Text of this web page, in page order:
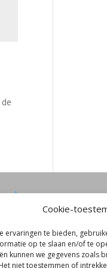
Cookie-
ervaringen te bieden,
op te slaan en/of te
kunnen we gegevens zoals
niet toestemmen of